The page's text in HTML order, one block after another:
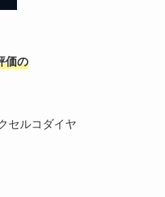
価の
セルコダイヤ